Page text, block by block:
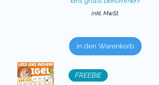
inkl. MwSt.
in den Warenkorb
FREEBIE